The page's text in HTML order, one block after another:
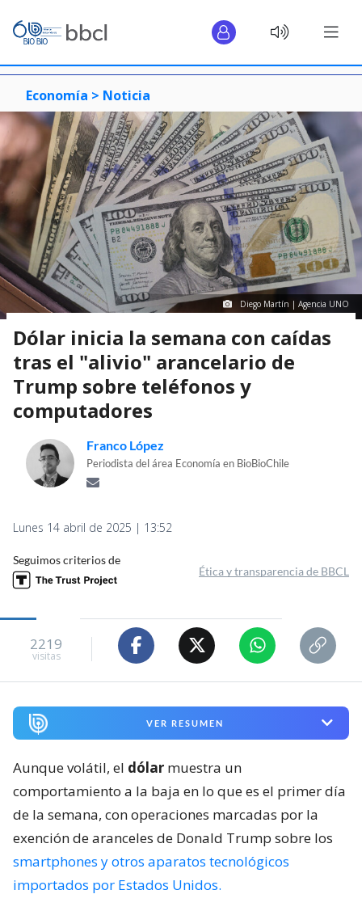
Economía > Noticia
Diego Martín | Agencia UNO
Dólar inicia la semana con caídas
tras el "alivio" arancelario de
Trump sobre teléfonos y
computadores
Franco López
Periodista del área Economía en BioBioChile
Lunes 14 abril de 2025 | 13:52
Seguimos criterios de
Ética y transparencia de BBCL
2219
visitas
VER RESUMEN
Aunque volátil, el dólar muestra un
comportamiento a la baja en lo que es el primer día
de la semana, con operaciones marcadas por la
exención de aranceles de Donald Trump sobre los
smartphones y otros aparatos tecnológicos
importados por Estados Unidos.